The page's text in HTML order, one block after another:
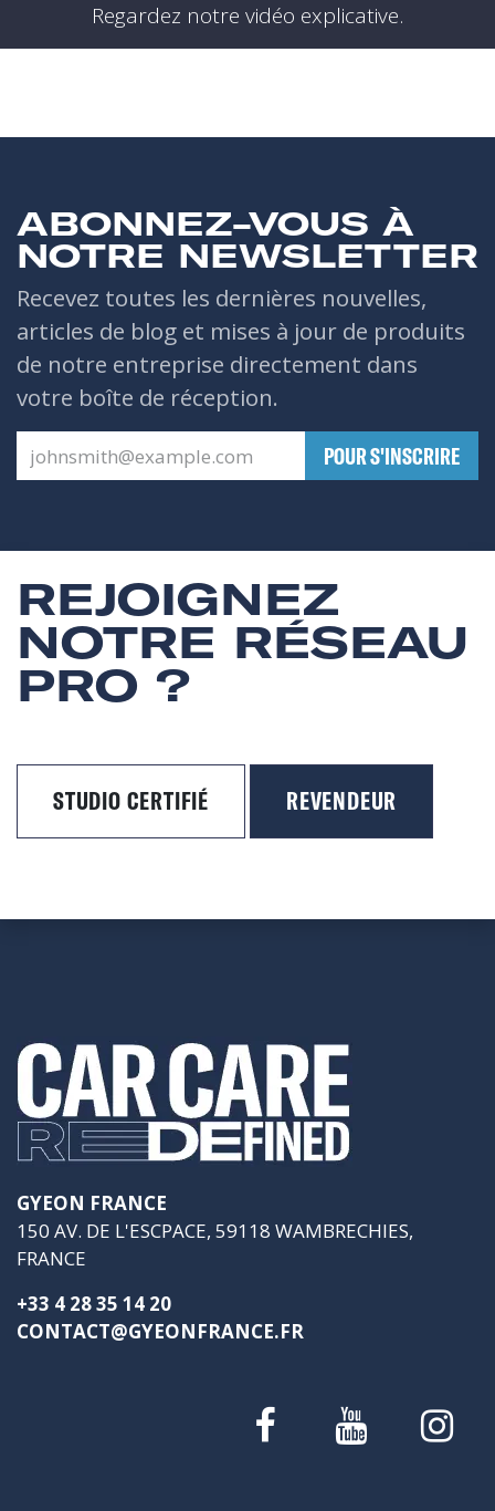
Regardez notre vidéo explicative.
ABONNEZ-VOUS À
NOTRE NEWSLETTER
Recevez toutes les dernières nouvelles,
articles de blog et mises à jour de produits
de notre entreprise directement dans
votre boîte de réception.
​POUR S'INSCRIRE
REJOIGNEZ
NOTRE RÉSEAU
PRO ?
STUDIO CERTIFIÉ REVENDEUR
GYEON FRANCE
150 AV. DE L'ESCPACE, 59118 WAMBRECHIES,
FRANCE
+33 4 28 35 14 20
CONTACT@GYEONFRANCE.FR